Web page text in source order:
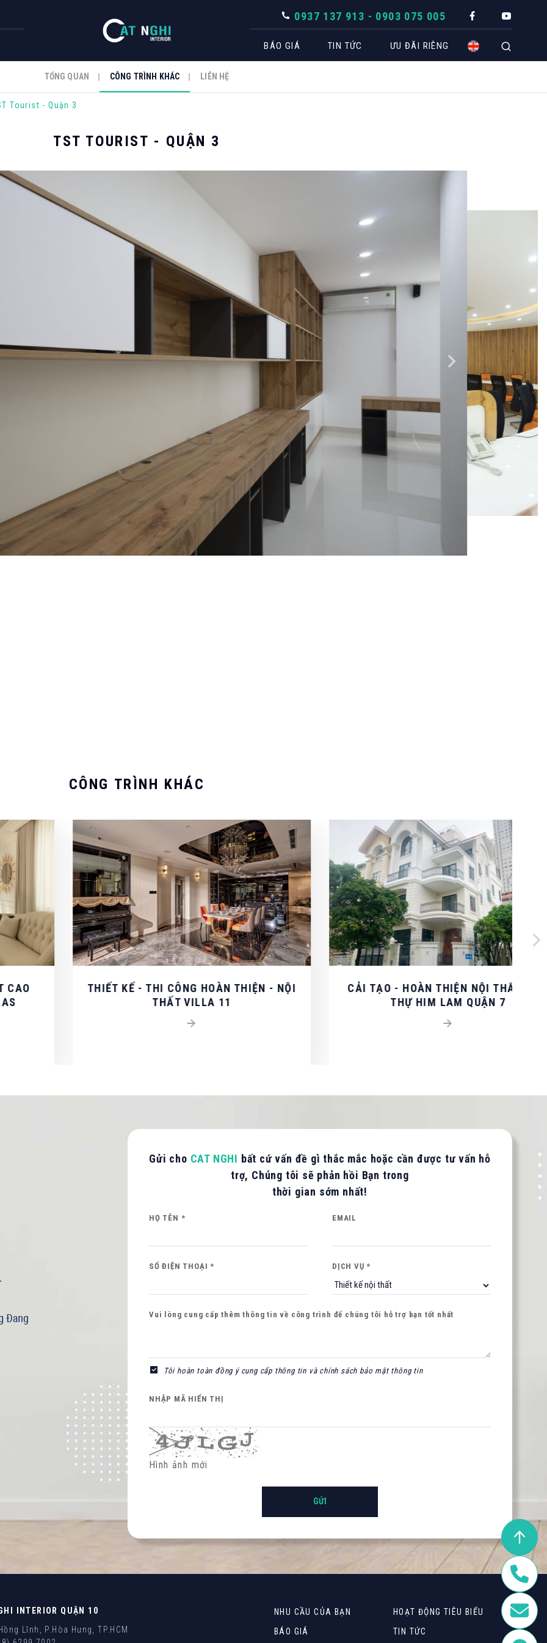
THI CÔNG
Căn hộ
Spa
Nhà hàng - Bar
Biệt thự
Căn hộ
Văn phòng
Nhà hàng - Bar
0937 137 913 - 0903 075 005
BÁO GIÁ TIN TỨC
BẢN TIN CÔNG TY
ƯU ĐÃI RIÊNG
TỔNG QUAN CÔNG TRÌNH KHÁC LIÊN HỆ
Tourist - Quận 3
TST TOURIST - QUẬN 3
CÔNG TRÌNH KHÁC
THIẾT KẾ - THI CÔNG HOÀN THIỆN - NỘI
THẤT VILLA 11
CẢI TẠO - HOÀN THIỆN NỘI THẤT BIỆT
THỰ HIM LAM QUẬN 7
Gửi cho CAT NGHI bất cứ vấn đề gì thắc mắc hoặc cần được tư vấn hỗ
trợ, Chúng tôi sẽ phản hồi Bạn trong
thời gian sớm nhất!
HỌ TÊN * EMAIL
SỐ ĐIỆN THOẠI * DỊCH VỤ *
Vui lòng cung cấp thêm thông tin về công trình để chúng tôi hỗ trợ bạn tốt nhất
Tôi hoàn toàn đồng ý cung cấp thông tin và chính sách bảo mật thông tin
NHẬP MÃ HIỂN THỊ
Hình ảnh mới
INTERIOR QUẬN 10
Lĩnh, P.Hòa Hưng, TP.HCM
NHU CẦU CỦA BẠN
HOẠT ĐỘNG TIÊU BIỂU
BÁO GIÁ
TIN TỨC
/ BÁO GIÁ
cấp thông tin để CAT NGHI liên hệ hỗ trợ nhanh nhất.
Hình ảnh mới